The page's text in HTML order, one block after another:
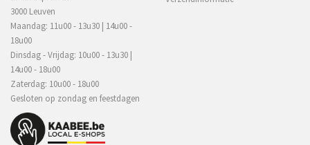
3000 Leuven
Maandag: 11u00 - 13u30 | 14u00 -
18u00
Dinsdag - Vrijdag: 10u00 - 13u30 |
14u00 - 18u00
Zaterdag: 10u00 - 18u00
Gesloten op zondag en feestdagen